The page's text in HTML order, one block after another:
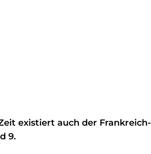
existiert auch der Frankreich-
9.